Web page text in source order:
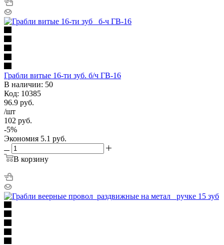
Грабли витые 16-ти зуб. б/ч ГВ-16
В наличии: 50
Код: 10385
96.9 руб.
/шт
102 руб.
-5%
Экономия 5.1 руб.
В корзину